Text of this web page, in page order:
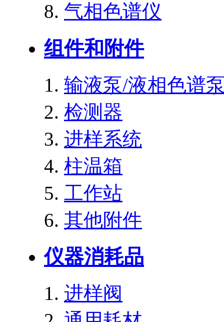
气相色谱仪
组件和附件
输液泵/液相色谱
检测器
进样系统
柱温箱
工作站
其他附件
仪器消耗品
进样阀